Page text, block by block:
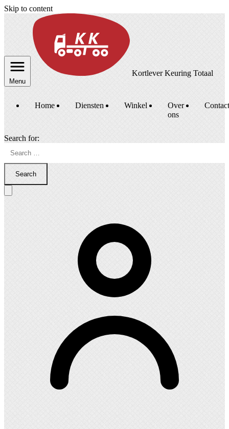
Skip to content
Menu
Kortlever Keuring Totaal
Home Diensten Winkel
Over
ons
Contact
Search for:
Search